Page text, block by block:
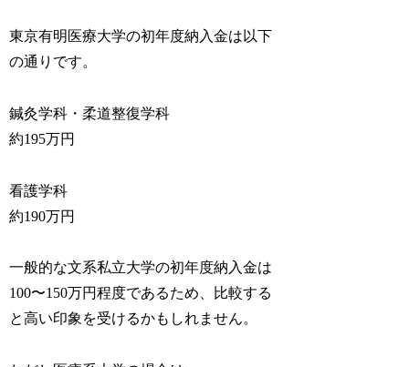
東京有明医療大学の初年度納入金は以下
の通りです。
鍼灸学科・柔道整復学科
約195万円
看護学科
約190万円
一般的な文系私立大学の初年度納入金は
100〜150万円程度であるため、比較する
と高い印象を受けるかもしれません。